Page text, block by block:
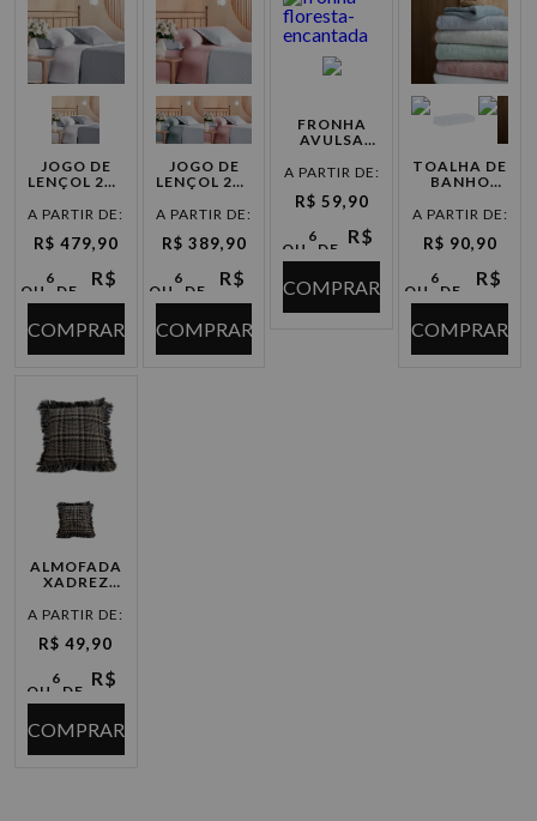
JOGO DE
LENÇOL 200
PRIVILEGE
A PARTIR DE:
R$ 479,90
OU
6
X
DE
R$
79,98
COMPRAR
JOGO DE
LENÇOL 200
PRIVILEGE
A PARTIR DE:
R$ 389,90
OU
6
X
DE
R$
64,98
COMPRAR
FRONHA
AVULSA
FLORESTA
A PARTIR DE:
R$ 59,90
OU
6
X
DE
R$
9,98
COMPRAR
TOALHA DE
BANHO
NORMAL
A PARTIR DE:
R$ 90,90
OU
6
X
DE
R$
15,15
COMPRAR
ALMOFADA
XADREZ
A PARTIR DE:
R$ 49,90
OU
6
X
DE
R$
8,31
COMPRAR